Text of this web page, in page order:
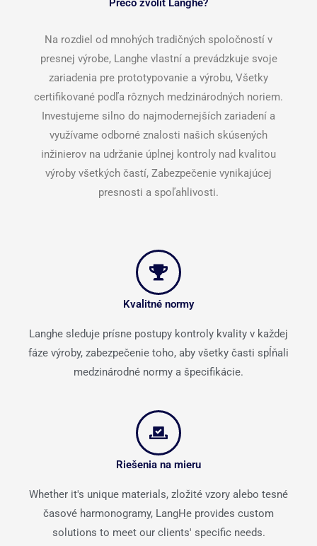
Prečo zvoliť Langhe?
Na rozdiel od mnohých tradičných spoločností v
presnej výrobe, Langhe vlastní a prevádzkuje svoje
zariadenia pre prototypovanie a výrobu, Všetky
certifikované podľa rôznych medzinárodných noriem.
Investujeme silno do najmodernejších zariadení a
využívame odborné znalosti našich skúsených
inžinierov na udržanie úplnej kontroly nad kvalitou
výroby všetkých častí, Zabezpečenie vynikajúcej
presnosti a spoľahlivosti.
Kvalitné normy
Langhe sleduje prísne postupy kontroly kvality v každej
fáze výroby, zabezpečenie toho, aby všetky časti spĺňali
medzinárodné normy a špecifikácie.
Riešenia na mieru
Whether it's unique materials, zložité vzory alebo tesné
časové harmonogramy, LangHe provides custom
solutions to meet our clients' specific needs.